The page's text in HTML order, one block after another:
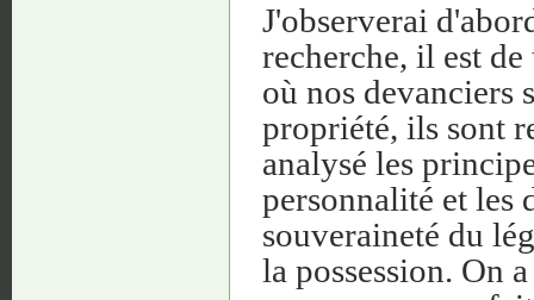
J'observerai
recherche, il est
où nos devanciers
propriété, ils sont
analysé les
personnalité et les
souveraineté du
la possession. On